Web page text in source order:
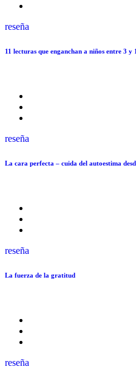
reseña
11 lecturas que enganchan a niños entre 3 y
reseña
La cara perfecta – cuida del autoestima
reseña
La fuerza de la gratitud
reseña